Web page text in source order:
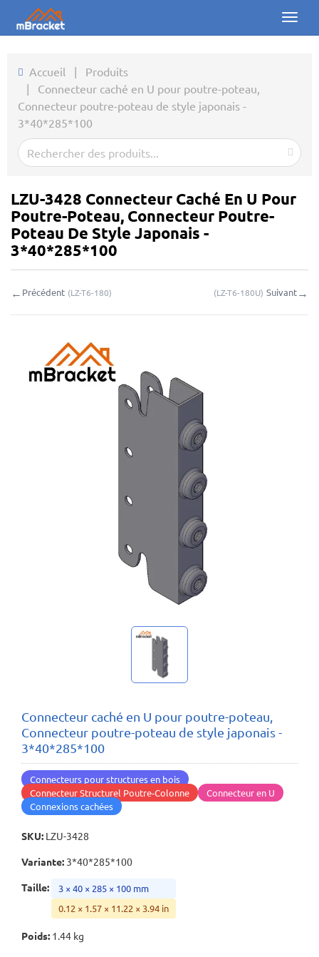
Toggle
Produits
Actualités
Photos
À propos
Contact
Demande en ligne
🌐 Language▼
Accueil | Produits
| Connecteur caché en U pour poutre-poteau,
Connecteur poutre-poteau de style japonais -
3*40*285*100
LZU-3428 Connecteur Caché En U Pour
Poutre-Poteau, Connecteur Poutre-
Poteau De Style Japonais -
3*40*285*100
← Précédent (LZ-T6-180) (LZ-T6-180U) Suivant→
Connecteur caché en U pour poutre-poteau,
Connecteur poutre-poteau de style japonais -
3*40*285*100
Connecteurs pour structures en bois
Connecteur Structurel Poutre-Colonne
Connecteur en U
Connexions cachées
SKU: LZU-3428
Variante: 3*40*285*100
Taille:
3 × 40 × 285 × 100 mm
0.12 × 1.57 × 11.22 × 3.94 in
Poids: 1.44 kg